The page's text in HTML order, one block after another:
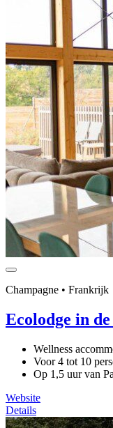
Champagne • Frankrijk
Ecolodge in
Wellness
Voor 4 tot 10
Op 1,5 uur van
Website
Details